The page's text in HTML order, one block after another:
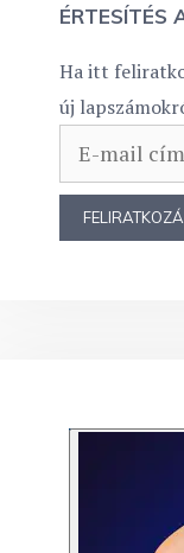
ÉRTESÍTÉS
Ha itt
új